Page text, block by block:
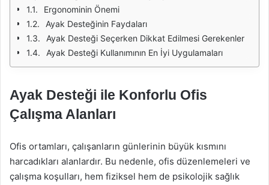
Ergonominin Önemi
Ayak Desteğinin Faydaları
Ayak Desteği Seçerken Dikkat Edilmesi Gerekenler
Ayak Desteği Kullanımının En İyi Uygulamaları
Ayak Desteği ile Konforlu Ofis
Çalışma Alanları
Ofis ortamları, çalışanların günlerinin büyük kısmını
harcadıkları alanlardır. Bu nedenle, ofis düzenlemeleri ve
çalışma koşulları, hem fiziksel hem de psikolojik sağlık